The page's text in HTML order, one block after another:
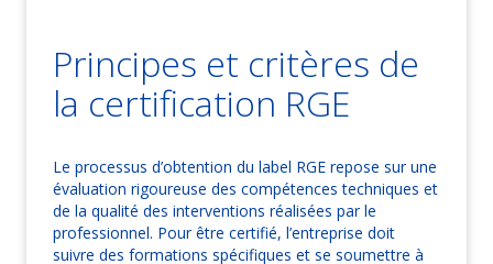
Principes et critères de
la certification RGE
Le processus d’obtention du label RGE repose sur une
évaluation rigoureuse des compétences techniques et
de la qualité des interventions réalisées par le
professionnel. Pour être certifié, l’entreprise doit
suivre des formations spécifiques et se soumettre à